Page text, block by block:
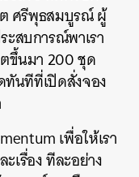
ศรีพุธสมบูรณ์ ผู้
สบการณ์พาเรา
ขึ้นมา 200 ชุด
ทันทีที่เปิดสั่งจอง
เพื่อให้เรา
เรื่อง ทีละอย่าง